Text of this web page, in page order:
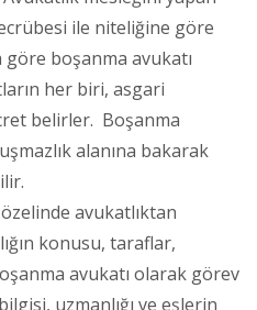
ile niteliğine göre
boşanma avukatı
her biri, asgari
belirler. Boşanma
alanına bakarak
avukatlıktan
konusu, taraflar,
avukatı olarak görev
uzmanlığı ve eşlerin